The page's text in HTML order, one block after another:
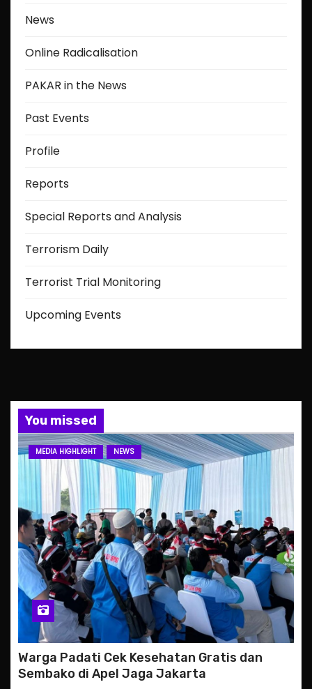
News
Online Radicalisation
PAKAR in the News
Past Events
Profile
Reports
Special Reports and Analysis
Terrorism Daily
Terrorist Trial Monitoring
Upcoming Events
You missed
MEDIA HIGHLIGHT NEWS
Warga Padati Cek Kesehatan Gratis dan
Sembako di Apel Jaga Jakarta